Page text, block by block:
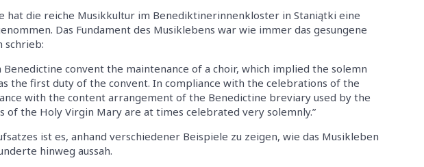
hat die reiche Musikkultur im Benediktinerinnenkloster in Staniątki eine
Das Fundament des Musiklebens war wie immer das gesungene
schrieb:
Benedictine convent the maintenance of a choir, which implied the solemn
the first duty of the convent. In compliance with the celebrations of the
with the content arrangement of the Benedictine breviary used by the
of the Holy Virgin Mary are at times celebrated very solemnly.”
ist es, anhand verschiedener Beispiele zu zeigen, wie das Musikleben
hinweg aussah.